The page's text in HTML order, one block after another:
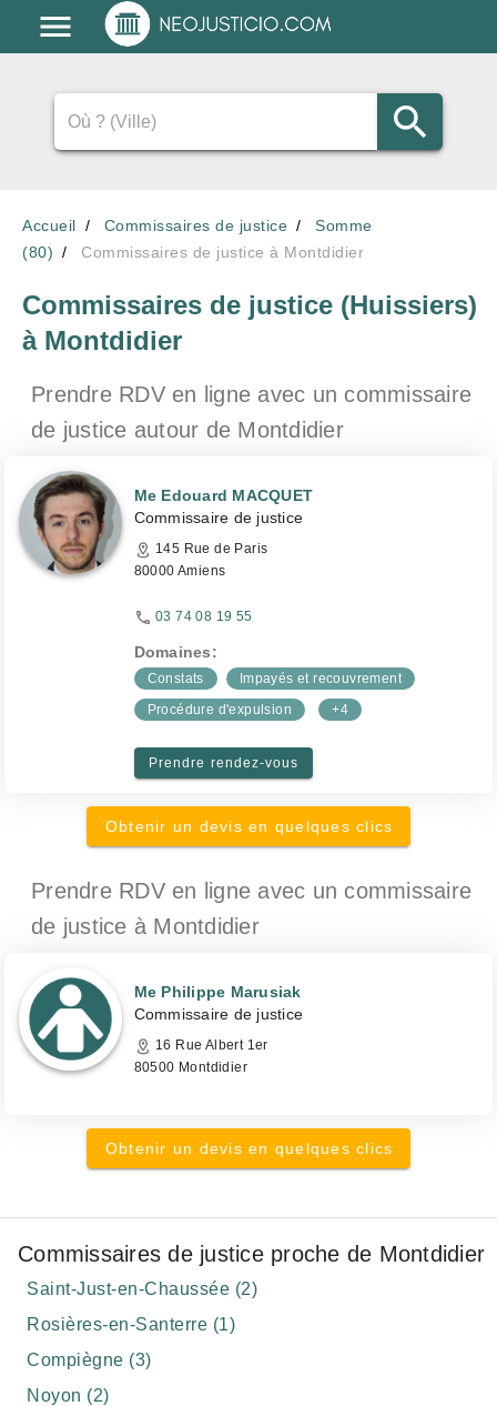
Accueil Commissaires de justice
Somme
(80)
Commissaires de justice à Montdidier
Commissaires de justice (Huissiers)
à Montdidier
Prendre RDV en ligne avec un commissaire
de justice autour de Montdidier
Me Edouard MACQUET
Commissaire de justice
145 Rue de Paris
80000 Amiens
03 74 08 19 55
Domaines:
Constats
Impayés et recouvrement
Procédure d'expulsion
+4
Prendre rendez-vous
Obtenir un devis en quelques clics
Prendre RDV en ligne avec un commissaire
de justice à Montdidier
Me Philippe Marusiak
Commissaire de justice
16 Rue Albert 1er
80500 Montdidier
Obtenir un devis en quelques clics
Commissaires de justice proche de Montdidier
Saint-Just-en-Chaussée (2)
Rosières-en-Santerre (1)
Compiègne (3)
Noyon (2)